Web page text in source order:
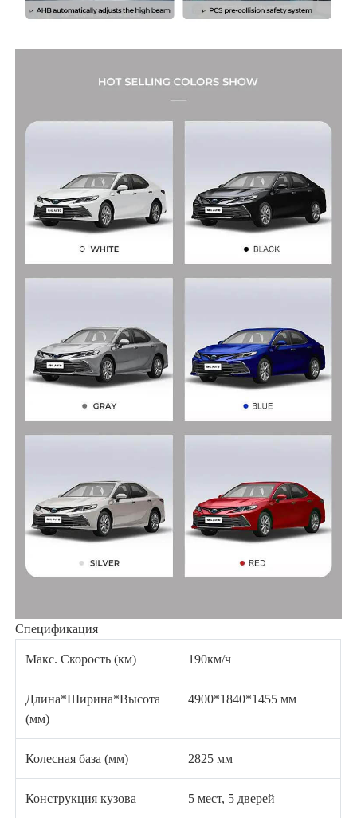
Спецификация
Макс. Скорость (км) 190км/ч
Длина*Ширина*Высота
(мм)
4900*1840*1455 мм
Колесная база (мм) 2825 мм
Конструкция кузова 5 мест, 5 дверей